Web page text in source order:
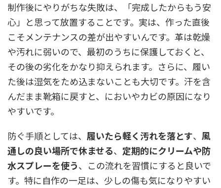
制作後にやりがちな失敗は、「完成したからもう安
心」と思って放置することです。実は、作った直後
こそメンテナンスの差が出やすいんです。革は乾燥
や汚れに弱いので、最初のうちに保護しておくと、
その後の劣化をかなり抑えられます。さらに、履い
た後は湿気をため込まないことも大切です。汗を含
んだまま靴箱に戻すと、においやカビの原因になり
やすいです。
防ぐ手順としては、 履いたら軽く汚れを落とす、 風
通しの良い場所で休ませる、 定期的にクリームや防
水スプレーを使う、この流れを習慣にすると良いで
す。特に自作の一足は、少しの傷も気になりやすい